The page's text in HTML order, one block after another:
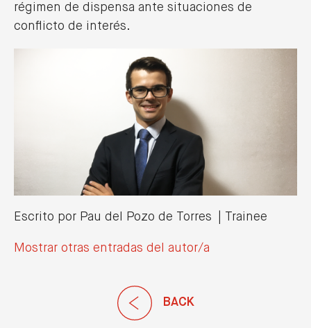
News
Venture Capital por segundo año
régimen de dispensa ante situaciones de
conflicto de interés.
Escrito por Pau del Pozo de Torres | Trainee
Mostrar otras entradas del autor/a
BACK